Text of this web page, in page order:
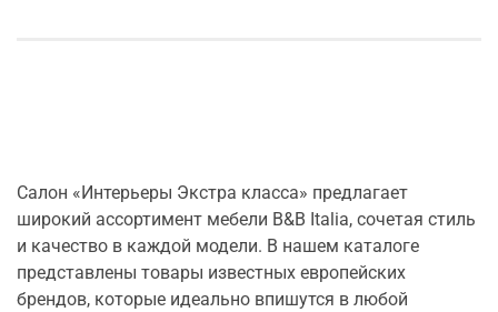
Салон «Интерьеры Экстра класса» предлагает
широкий ассортимент мебели B&B Italia, сочетая стиль
и качество в каждой модели. В нашем каталоге
представлены товары известных европейских
брендов, которые идеально впишутся в любой